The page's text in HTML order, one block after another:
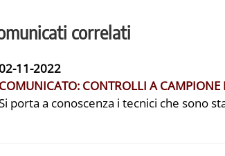
correlati
11-2022
COMUNICATO: CONTROLLI A CAMPIONE
porta a conoscenza i tecnici che sono